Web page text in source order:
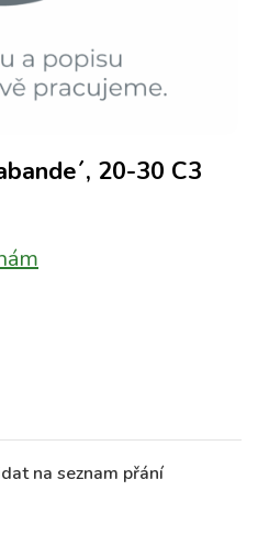
20-30 C3
na seznam přání